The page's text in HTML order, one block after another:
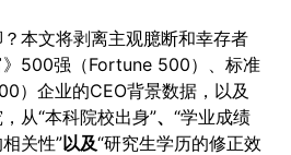
本文将剥离主观臆断和幸存者
》500强（Fortune 500）、标准
）企业的CEO背景数据，以及
从“本科院校出身”、 “学业成绩
关性”以及“研究生学历的修正效